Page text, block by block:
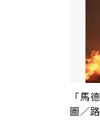
「馬
圖／